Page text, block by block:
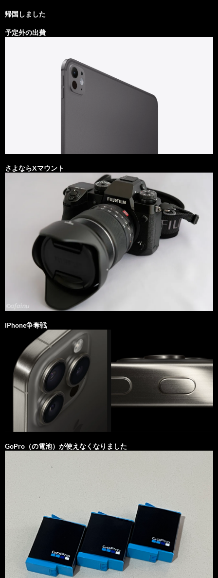
帰国しました
予定外の出費
さよならXマウント
iPhone争奪戦
GoPro（の電池）が使えなくなりました